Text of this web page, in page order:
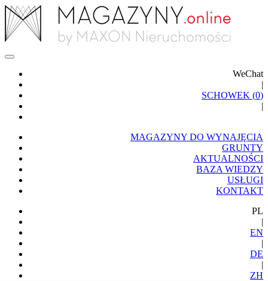
WeChat
|
SCHOWEK (0)
|
MAGAZYNY DO WYNAJĘCIA
GRUNTY
AKTUALNOŚCI
BAZA WIEDZY
USŁUGI
KONTAKT
PL
|
EN
|
DE
|
ZH